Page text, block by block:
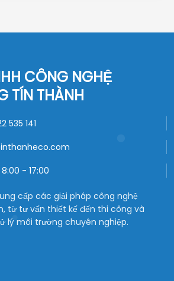
CÔNG NGHỆ
TÍN THÀNH
535 141
- 17:00
cấp các giải pháp công nghệ
từ tư vấn thiết kế đến thi công và
lý môi trường chuyên nghiệp.